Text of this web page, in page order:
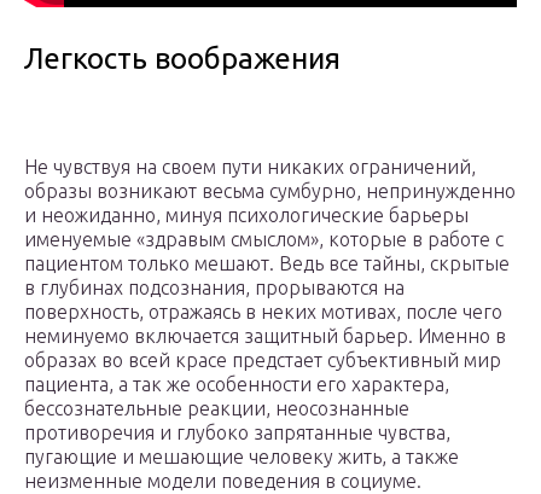
Легкость воображения
Не чувствуя на своем пути никаких ограничений,
образы возникают весьма сумбурно, непринужденно
и неожиданно, минуя психологические барьеры
именуемые «здравым смыслом», которые в работе с
пациентом только мешают. Ведь все тайны, скрытые
в глубинах подсознания, прорываются на
поверхность, отражаясь в неких мотивах, после чего
неминуемо включается защитный барьер. Именно в
образах во всей красе предстает субъективный мир
пациента, а так же особенности его характера,
бессознательные реакции, неосознанные
противоречия и глубоко запрятанные чувства,
пугающие и мешающие человеку жить, а также
неизменные модели поведения в социуме.